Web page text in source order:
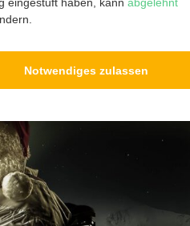
Notwendiges zulassen